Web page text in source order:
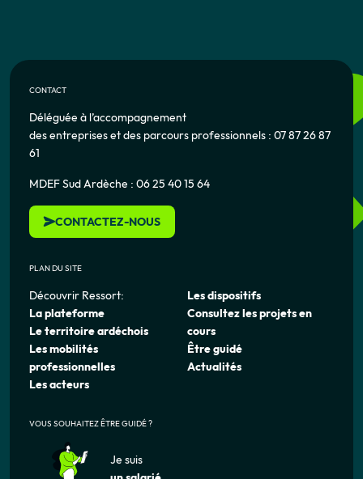
CONTACT
Déléguée à l’accompagnement
des entreprises et des parcours professionnels : 07 87 26 87
61
MDEF Sud Ardèche : 06 25 40 15 64
CONTACTEZ-NOUS
PLAN DU SITE
Découvrir Ressort:
La plateforme
Le territoire ardéchois
Les mobilités
professionnelles
Les acteurs
Les dispositifs
Consultez les projets en
cours
Être guidé
Actualités
VOUS SOUHAITEZ ÊTRE GUIDÉ ?
Je suis